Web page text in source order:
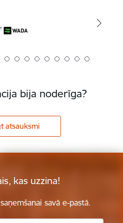
bija noderīga?
atsauksmi
kas uzzina!
savā e-pastā.